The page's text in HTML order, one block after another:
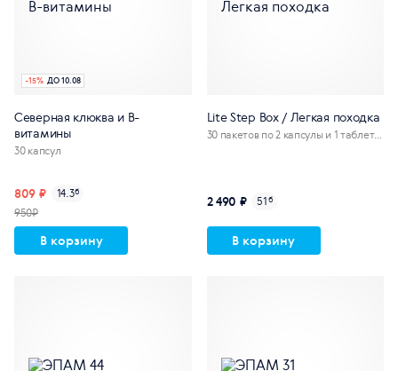
-15% ДО 10.08
Северная клюква и В-
витамины
30 капсул
809 ₽ 14.3б
950₽
В корзину
Lite Step Box / Легкая походка
30 пакетов по 2 капсулы и 1 таблетк
2 490 ₽ 51б
В корзину